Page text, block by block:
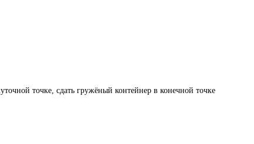
точке, сдать гружёный контейнер в конечной точке